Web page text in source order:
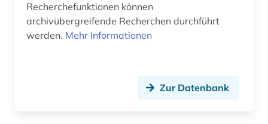
geschichte 1150-1350 (1)
geschichte 1200-2000 (1)
geschichte 1450-1700 (1)
Recherchefunktionen können
archivübergreifende Recherchen durchführt
werden. Mehr Informationen
Zur Datenbank